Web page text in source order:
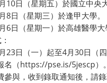
10日（星期五）於國立中央大
8日（星期三）於逢甲大學。
6日（星期一）於高雄醫學大
23日（一）起至4月30日（四
名（https://pse.is/5jescp）。
參與，收到錄取通知後，請